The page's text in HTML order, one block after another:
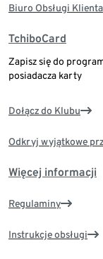
Biuro Obsługi Klienta
TchiboCard
Zapisz się do
posiadacza karty
Dołącz do Klubu
Odkryj wyjątkowe
Więcej informacji
Regulaminy
Instrukcje obsługi